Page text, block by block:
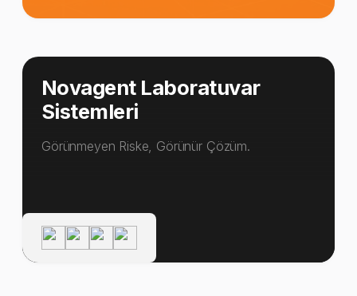
Novagent Laboratuvar
Sistemleri
Görünmeyen Riske, Görünür Çözüm.